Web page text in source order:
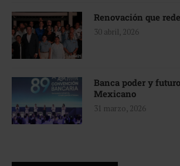
Renovación que
30 abril, 2026
Banca poder y
Mexicano
31 marzo, 2026